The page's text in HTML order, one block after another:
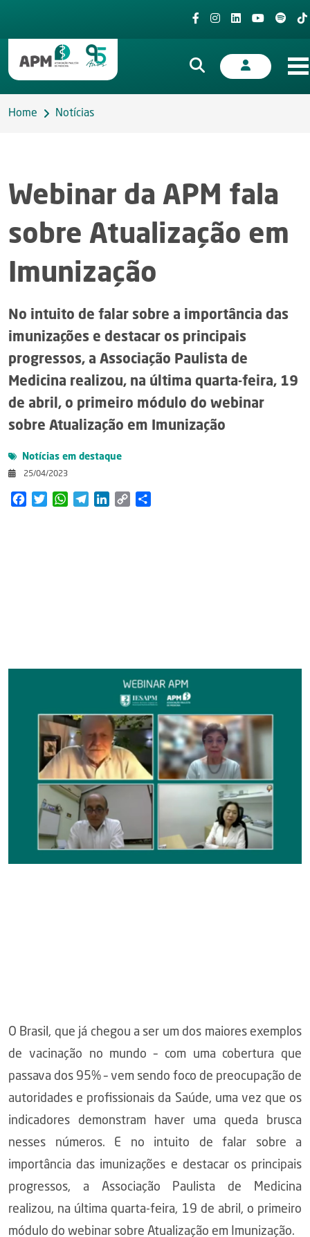
Home Notícias
Webinar da APM fala
sobre Atualização em
Imunização
No intuito de falar sobre a importância das
imunizações e destacar os principais
progressos, a Associação Paulista de
Medicina realizou, na última quarta-feira, 19
de abril, o primeiro módulo do webinar
sobre Atualização em Imunização
Notícias em destaque
25/04/2023
FacebookTwitterWhatsAppTelegramLinkedIn
Copy
O Brasil, que já chegou a ser um dos maiores exemplos
de vacinação no mundo – com uma cobertura que
passava dos 95% – vem sendo foco de preocupação de
autoridades e profissionais da Saúde, uma vez que os
indicadores demonstram haver uma queda brusca
nesses números. E no intuito de falar sobre a
importância das imunizações e destacar os principais
progressos, a Associação Paulista de Medicina
realizou, na última quarta-feira, 19 de abril, o primeiro
módulo do webinar sobre Atualização em Imunização.